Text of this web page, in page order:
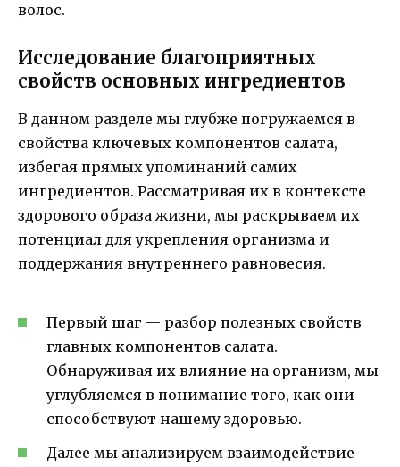
волос.
Исследование благоприятных
свойств основных ингредиентов
В данном разделе мы глубже погружаемся в
свойства ключевых компонентов салата,
избегая прямых упоминаний самих
ингредиентов. Рассматривая их в контексте
здорового образа жизни, мы раскрываем их
потенциал для укрепления организма и
поддержания внутреннего равновесия.
Первый шаг — разбор полезных свойств
главных компонентов салата.
Обнаруживая их влияние на организм, мы
углубляемся в понимание того, как они
способствуют нашему здоровью.
Далее мы анализируем взаимодействие